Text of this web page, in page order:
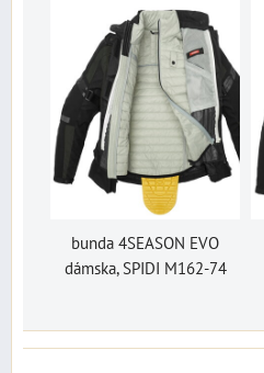
bunda 4SEASON EVO
dámska, SPIDI M162-74